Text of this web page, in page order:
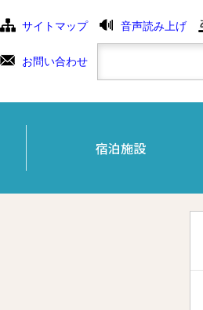
サイトマップ 音声読み上げ
お問い合わせ
宿泊施設